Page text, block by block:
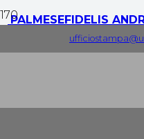
PALMESEFIDELIS